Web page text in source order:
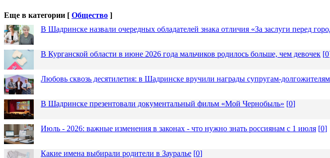
Еще в категории [ Общество ]
В Шадринске назвали очередных обладателей знака отличия «За заслуги перед
В Курганской области в июне 2026 года мальчиков родилось больше, чем девочек [0
Любовь сквозь десятилетия: в Шадринске вручили награды супругам-долгожителям
В Шадринске презентовали документальный фильм «Мой Чернобыль» [0]
Июль - 2026: важные изменения в законах - что нужно знать россиянам с 1 июля [0]
Какие имена выбирали родители в Зауралье [0]